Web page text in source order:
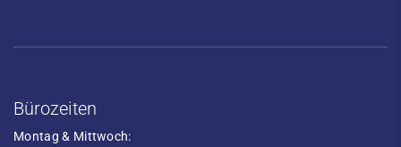
Bürozeiten
Montag & Mittwoch: